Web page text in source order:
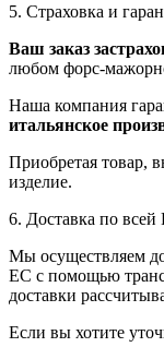
5. Страховка и
Ваш заказ
любом форс-
Наша компания
итальянское
Приобретая товар,
изделие.
6. Доставка по
Мы осуществляем
ЕС с помощью
доставки
Если вы хотите